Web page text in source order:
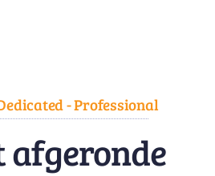
- Professional
afgeronde